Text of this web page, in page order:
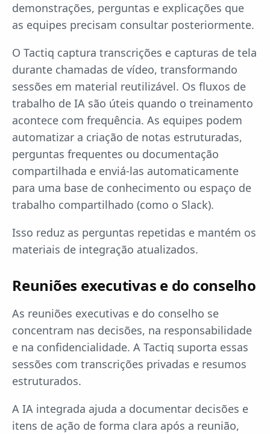
demonstrações, perguntas e explicações que
as equipes precisam consultar posteriormente.
O Tactiq captura transcrições e capturas de tela
durante chamadas de vídeo, transformando
sessões em material reutilizável. Os fluxos de
trabalho de IA são úteis quando o treinamento
acontece com frequência. As equipes podem
automatizar a criação de notas estruturadas,
perguntas frequentes ou documentação
compartilhada e enviá-las automaticamente
para uma base de conhecimento ou espaço de
trabalho compartilhado (como o Slack).
Isso reduz as perguntas repetidas e mantém os
materiais de integração atualizados.
Reuniões executivas e do conselho
As reuniões executivas e do conselho se
concentram nas decisões, na responsabilidade
e na confidencialidade. A Tactiq suporta essas
sessões com transcrições privadas e resumos
estruturados.
A IA integrada ajuda a documentar decisões e
itens de ação de forma clara após a reunião,